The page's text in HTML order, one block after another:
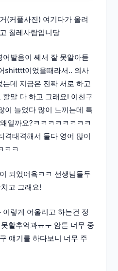
(커플사진) 여기다가 올려
칠레사람입니당
발음이 쎄서 잘 못알아듣
shitttt이었을때라서.. 의사
데 지금은 진짜 서로 하고
말 다 하고 그래요! 이친구
이 늘었다 많이 느끼는데 특
일까요?ㅋㅋㅋㅋㅋㅋㅋㅋ
격태격해서 둘다 영어 많이
ㅋㅋ
되었어욬ㅋㅋ 선생님들두
고 그래요!
렇게 어울리고 하는건 정
할추억과ㅠㅜ 암튼 너무 중
얘기를 하다보니 너무 주